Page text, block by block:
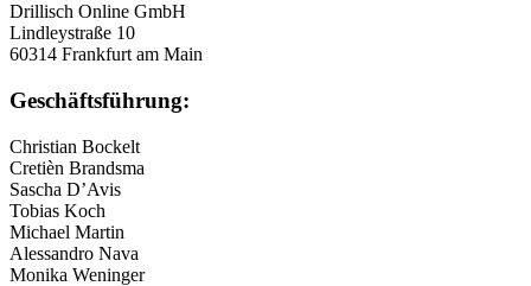
Drillisch Online GmbH
Lindleystraße 10
60314 Frankfurt am Main
Geschäftsführung:
Christian Bockelt
Cretièn Brandsma
Sascha D’Avis
Tobias Koch
Michael Martin
Alessandro Nava
Monika Weninger